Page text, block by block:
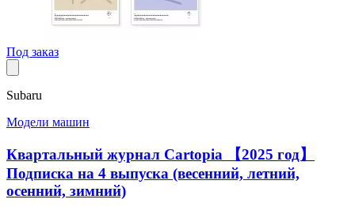
Под заказ
Subaru
Модели машин
Квартальный журнал Cartopia 【2025 год】
Подписка на 4 выпуска (весенний, летний,
осенний, зимний)